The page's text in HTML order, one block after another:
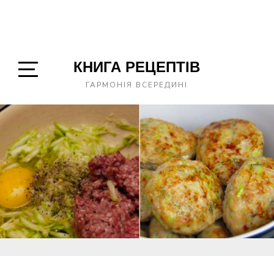
Sidebar
КНИГА РЕЦЕПТІВ
ГАРМОНІЯ ВСЕРЕДИНІ